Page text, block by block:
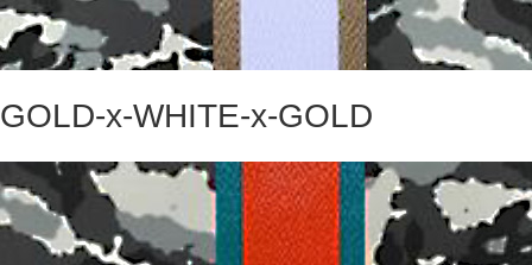
GOLD-x-WHITE-x-GOLD